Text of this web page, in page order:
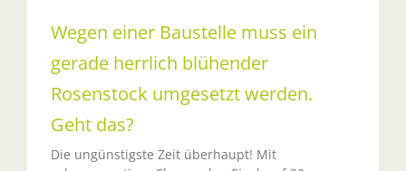
Wegen einer Baustelle muss ein
gerade herrlich blühender
Rosenstock umgesetzt werden.
Geht das?
Die ungünstigste Zeit überhaupt! Mit